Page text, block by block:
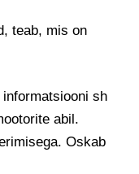
teab, mis on
sh
abil.
Oskab